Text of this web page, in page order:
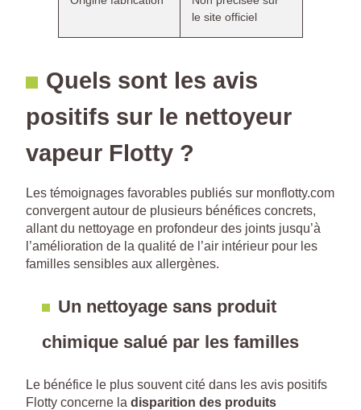
le site officiel
Quels sont les avis
positifs sur le nettoyeur
vapeur Flotty ?
Les témoignages favorables publiés sur monflotty.com
convergent autour de plusieurs bénéfices concrets,
allant du nettoyage en profondeur des joints jusqu’à
l’amélioration de la qualité de l’air intérieur pour les
familles sensibles aux allergènes.
Un nettoyage sans produit
chimique salué par les familles
Le bénéfice le plus souvent cité dans les avis positifs
Flotty concerne la disparition des produits